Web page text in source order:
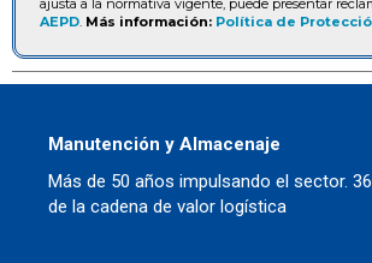
ajusta a la normativa vigente, puede presentar
AEPD. Más información: Política de
Manutención y Almacenaje
Más de 50 años impulsando el sector.
de la cadena de valor logística